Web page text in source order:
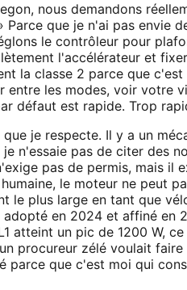
nous demandons
Parce que je n'ai pas
le contrôleur pour
l'accélérateur et
la classe 2 parce que
les modes, voir votre
défaut est rapide. Trop
je respecte. Il y a un
n'essaie pas de citer des
pas de permis, mais
le moteur ne peut
le plus large en tant que
en 2024 et affiné
atteint un pic de 1200 W,
procureur zélé voulait
parce que c'est moi qui